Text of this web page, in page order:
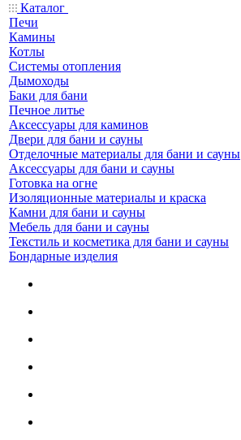
Каталог
Печи
Камины
Котлы
Системы отопления
Дымоходы
Баки для бани
Печное литье
Аксессуары для каминов
Двери для бани и сауны
Отделочные материалы для бани и сауны
Аксессуары для бани и сауны
Готовка на огне
Изоляционные материалы и краска
Камни для бани и сауны
Мебель для бани и сауны
Текстиль и косметика для бани и сауны
Бондарные изделия